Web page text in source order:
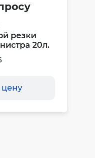
резки
20л.
цену